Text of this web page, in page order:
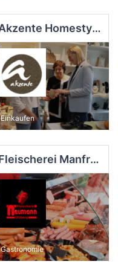
Akzente Homestyle, Hair u. Wellness GmbH
Einkaufen
Fleischerei Manfred Neumann
Gastronomie